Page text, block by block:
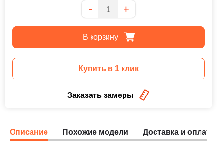
Количество
- +
В корзину
Купить в 1 клик
Заказать замеры
Описание Похожие модели Доставка и оплата